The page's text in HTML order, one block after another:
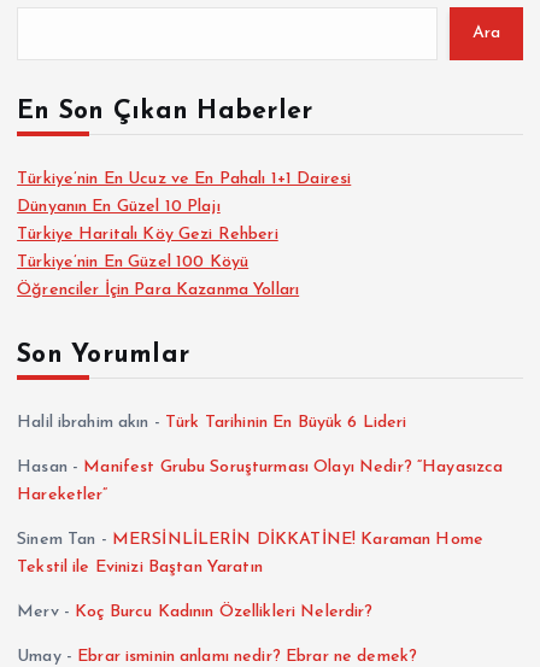
Ara
En Son Çıkan Haberler
Türkiye’nin En Ucuz ve En Pahalı 1+1 Dairesi
Dünyanın En Güzel 10 Plajı
Türkiye Haritalı Köy Gezi Rehberi
Türkiye’nin En Güzel 100 Köyü
Öğrenciler İçin Para Kazanma Yolları
Son Yorumlar
Halil ibrahim akın - Türk Tarihinin En Büyük 6 Lideri
Hasan - Manifest Grubu Soruşturması Olayı Nedir? “Hayasızca
Hareketler”
Sinem Tan - MERSİNLİLERİN DİKKATİNE! Karaman Home
Tekstil ile Evinizi Baştan Yaratın
Merv- Koç Burcu Kadının Özellikleri Nelerdir?
Umay- Ebrar isminin anlamı nedir? Ebrar ne demek?